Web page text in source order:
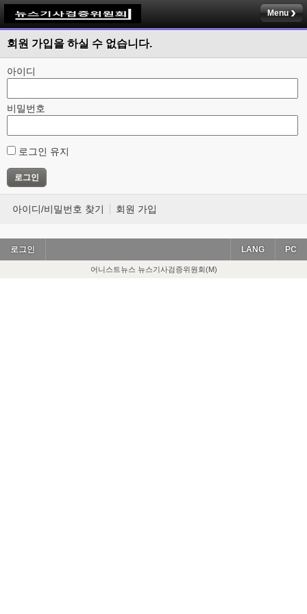
Menu
회원 가입을 하실 수 없습니다.
아이디
비밀번호
로그인 유지
아이디/비밀번호 찾기 회원 가입
로그인 PC
LANG
어니스트뉴스 뉴스기사검증위원회(M)